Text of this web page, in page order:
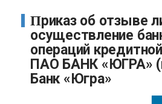
Приказ об отзыве лицензии на
осуществление
операций
ПАО БАНК «ЮГРА»
Банк «Югра»